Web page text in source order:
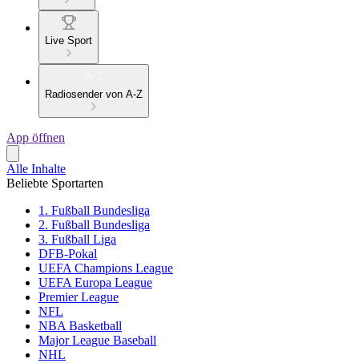
Live Sport
Radiosender von A-Z
App öffnen
Alle Inhalte
Beliebte Sportarten
1. Fußball Bundesliga
2. Fußball Bundesliga
3. Fußball Liga
DFB-Pokal
UEFA Champions League
UEFA Europa League
Premier League
NFL
NBA Basketball
Major League Baseball
NHL